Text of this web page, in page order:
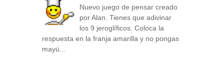
Nuevo juego de pensar creado
por Alan. Tienes que adivinar
los 9 jeroglíficos. Coloca la
respuesta en la franja amarilla y no pongas
mayú...